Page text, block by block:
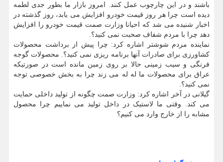
باشند و در این چارچوب عمل کنند. امروز بازار ما بطور جدی لطمه
دیده است چرا هر روز قیمت خودرو افزایش می یابد، روز گذشته در
اخبار شنیده می شد که احیانا وزارت صمت قیمت خودرو را افزایش
دهد چرا با مردم شفاف صحبت نمی کنید؟.
نماینده مردم شوشتر اشاره کرد: چرا پیش از برداشت محصولات
کشاورزی برای صادرات آنها برنامه ریزی نمی کنید؟. محصولات گوجه
فرنگی و سیب زمینی حالا بر روی زمین مانده است در صورتیکه
عراق برای محصولات ما له له می زند چرا به بخش خصوصی توجه
نمی کنید؟.
گیلانی در آخر اشاره کرد: وزارت صمت چگونه از تولید داخلی حمایت
می کند. وقتی ما لاستیک در داخل تولید می نماییم چرا محصول
مشابه را از خارج وارد می کنیم؟